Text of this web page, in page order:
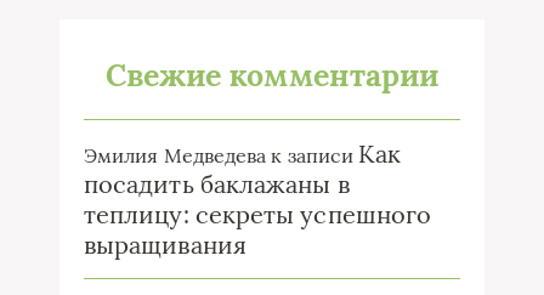
Свежие комментарии
Эмилия Медведева к записи Как
посадить баклажаны в
теплицу: секреты успешного
выращивания